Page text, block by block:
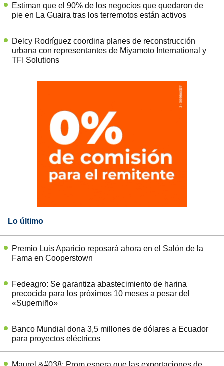
Estiman que el 90% de los negocios que quedaron de
pie en La Guaira tras los terremotos están activos
Delcy Rodríguez coordina planes de reconstrucción
urbana con representantes de Miyamoto International y
TFI Solutions
Lo último
Premio Luis Aparicio reposará ahora en el Salón de la
Fama en Cooperstown
Fedeagro: Se garantiza abastecimiento de harina
precocida para los próximos 10 meses a pesar del
«Superniño»
Banco Mundial dona 3,5 millones de dólares a Ecuador
para proyectos eléctricos